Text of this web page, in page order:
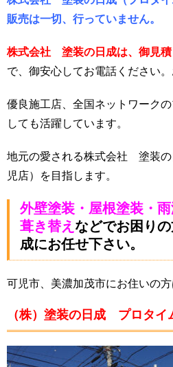
販売は一切、行っていません。
株式会社 塗装の日成は、御見積
で、御安心してお電話ください。
優良施工店、全国ネットワーク
しても活躍しています。
地元の愛される株式会社 塗装の
児店）を目指します。
外壁塗装・屋根塗装・
葺き替え などでお困り
成にお任せ下さい。
可児市、美濃加茂市にお住いの方
（株）塗装の日成 プロタイ